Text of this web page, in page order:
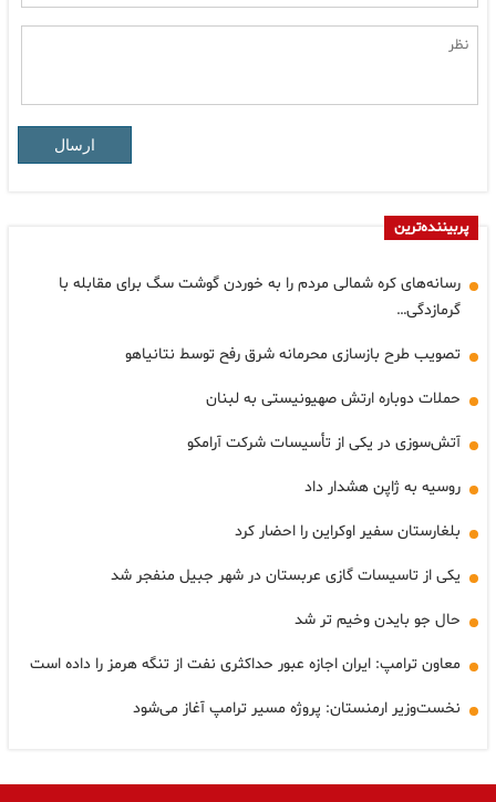
ارسال
پربیننده‌ترین
رسانه‌های کره شمالی مردم را به خوردن گوشت سگ برای مقابله با
گرمازدگی…
تصویب طرح بازسازی محرمانه شرق رفح توسط نتانیاهو
حملات دوباره ارتش صهیونیستی به لبنان
آتش‌سوزی در یکی از تأسیسات شرکت آرامکو
روسیه به ژاپن هشدار داد
بلغارستان سفیر اوکراین را احضار کرد
یکی از تاسیسات گازی عربستان در شهر جبیل منفجر شد
حال جو بایدن وخیم تر شد
معاون ترامپ: ایران اجازه عبور حداکثری نفت از تنگه هرمز را داده است
نخست‌وزیر ارمنستان: پروژه مسیر ترامپ آغاز می‌شود